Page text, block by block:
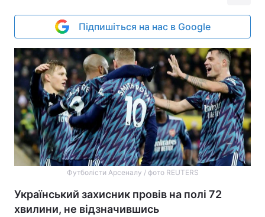
Підпишіться на нас в Google
Футболісти Арсеналу / фото REUTERS
Український захисник провів на полі 72
хвилини, не відзначившись